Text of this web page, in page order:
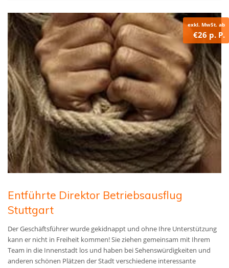
exkl. MwSt. ab
€26 p. P.
Entführte Direktor Betriebsausflug
Stuttgart
Der Geschäftsführer wurde gekidnappt und ohne Ihre Unterstützung
kann er nicht in Freiheit kommen! Sie ziehen gemeinsam mit Ihrem
Team in die Innenstadt los und haben bei Sehenswürdigkeiten und
anderen schönen Plätzen der Stadt verschiedene interessante